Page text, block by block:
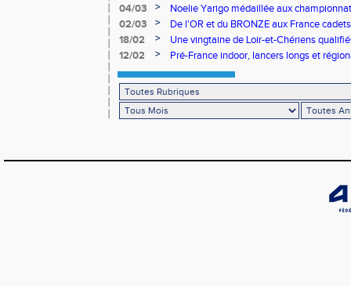
04/03
>
Noelie Yarigo médaillée aux
02/03
>
De l'OR et du BRONZE aux France
18/02
>
Une vingtaine de Loir-et-Chériens
12/02
> Pré-France indoor, lancers longs et